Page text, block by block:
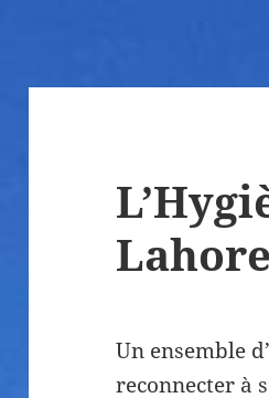
Un ensemble
reconnecter à